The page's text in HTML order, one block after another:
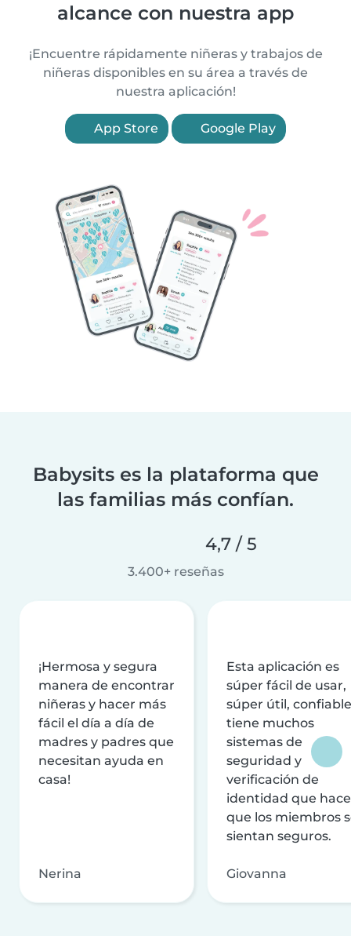
alcance con nuestra app
¡Encuentre rápidamente niñeras y trabajos de
niñeras disponibles en su área a través de
nuestra aplicación!
App Store Google Play
Babysits es la plataforma que
las familias más confían.
4,7 / 5
3.400+ reseñas
¡Hermosa y segura
manera de encontrar
niñeras y hacer más
fácil el día a día de
madres y padres que
necesitan ayuda en
casa!
Nerina
Esta aplicación es
súper fácil de usar,
súper útil,
tiene muchos
sistemas de
seguridad y
verificación de
identidad que
que los miembros
sientan seguros.
Giovanna